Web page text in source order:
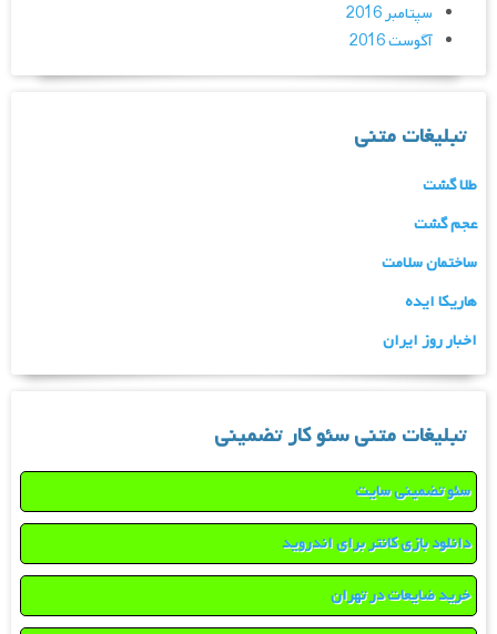
سپتامبر 2016
آگوست 2016
تبلیغات متنی
طلا گشت
عجم گشت
ساختمان سلامت
هاریکا ایده
اخبار روز ایران
تبلیغات متنی سئو کار تضمینی
سئو تضمینی سایت
دانلود بازی کانتر برای اندروید
خرید ضایعات در تهران